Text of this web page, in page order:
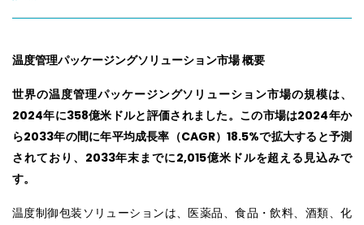
温度管理パッケージングソリューション市場 概要
世界の温度管理パッケージングソリューション市場の規模は、
2024年に358億米ドルと評価されました。この市場は2024年か
ら2033年の間に年平均成長率（CAGR）18.5%で拡大すると予測
されており、2033年末までに2,015億米ドルを超える見込みで
す。
温度制御包装ソリューションは、医薬品、食品・飲料、酒類、化